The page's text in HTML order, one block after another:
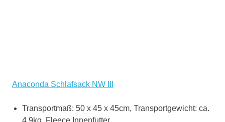
Anaconda Schlafsack NW III
Transportmaß: 50 x 45 x 45cm, Transportgewicht: ca.